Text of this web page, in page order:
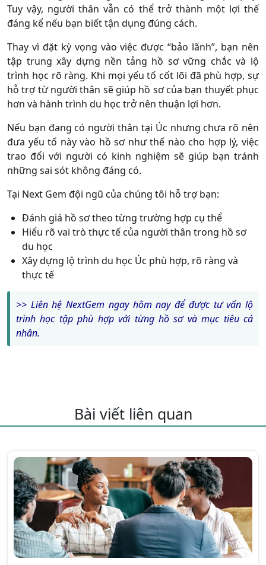
Tuy vậy, người thân vẫn có thể trở thành một lợi thế
đáng kể nếu bạn biết tận dụng đúng cách.
Thay vì đặt kỳ vọng vào việc được “bảo lãnh”, bạn nên
tập trung xây dựng nền tảng hồ sơ vững chắc và lộ
trình học rõ ràng. Khi mọi yếu tố cốt lõi đã phù hợp, sự
hỗ trợ từ người thân sẽ giúp hồ sơ của bạn thuyết phục
hơn và hành trình du học trở nên thuận lợi hơn.
Nếu bạn đang có người thân tại Úc nhưng chưa rõ nên
đưa yếu tố này vào hồ sơ như thế nào cho hợp lý, việc
trao đổi với người có kinh nghiệm sẽ giúp bạn tránh
những sai sót không đáng có.
Tại Next Gem đội ngũ của chúng tôi hỗ trợ bạn:
Đánh giá hồ sơ theo từng trường hợp cụ thể
Hiểu rõ vai trò thực tế của người thân trong hồ sơ
du học
Xây dựng lộ trình du học Úc phù hợp, rõ ràng và
thực tế
>> Liên hệ NextGem ngay hôm nay để được tư vấn lộ
trình học tập phù hợp với từng hồ sơ và mục tiêu cá
nhân.
Bài viết liên quan